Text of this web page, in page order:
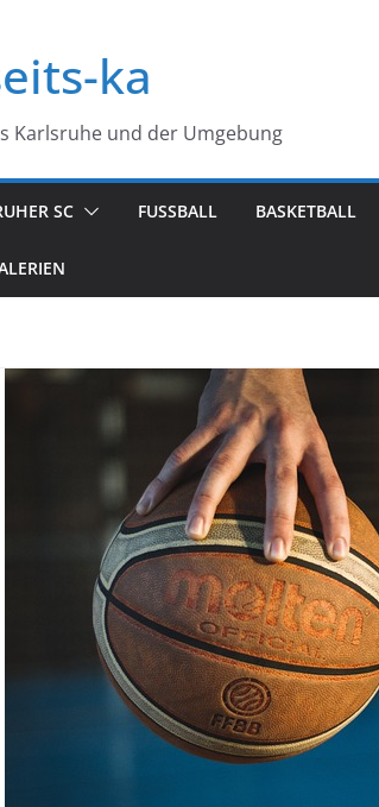
ka
Karlsruhe und der Umgebung
SC FUSSBALL BASKETBALL